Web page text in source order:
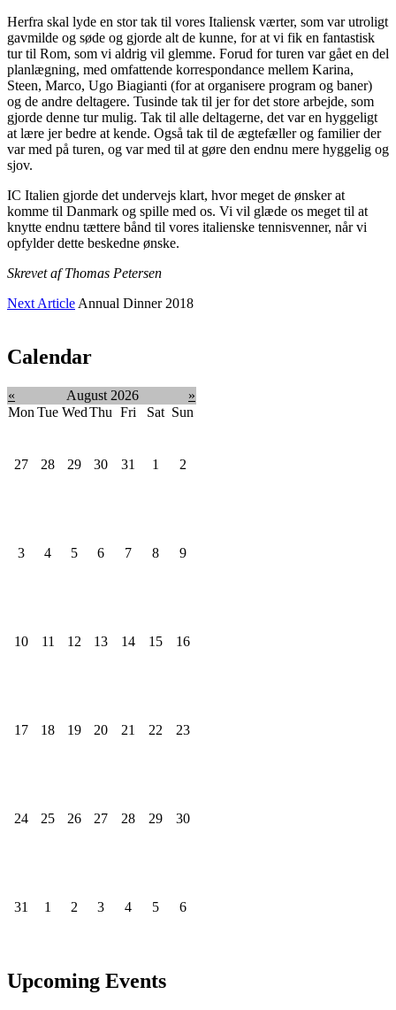
Herfra skal lyde en stor tak til vores Italiensk værter, som var utroligt
gavmilde og søde og gjorde alt de kunne, for at vi fik en fantastisk
tur til Rom, som vi aldrig vil glemme. Forud for turen var gået en del
planlægning, med omfattende korrespondance mellem Karina,
Steen, Marco, Ugo Biagianti (for at organisere program og baner)
og de andre deltagere. Tusinde tak til jer for det store arbejde, som
gjorde denne tur mulig. Tak til alle deltagerne, det var en hyggeligt
at lære jer bedre at kende. Også tak til de ægtefæller og familier der
var med på turen, og var med til at gøre den endnu mere hyggelig og
sjov.
IC Italien gjorde det undervejs klart, hvor meget de ønsker at
komme til Danmark og spille med os. Vi vil glæde os meget til at
knytte endnu tættere bånd til vores italienske tennisvenner, når vi
opfylder dette beskedne ønske.
Skrevet af Thomas Petersen
Next Article Annual Dinner 2018
Calendar
« August 2026
»
Mon Tue WedThu Fri Sat Sun
27 28 29 30 31 1 2
3 4 5 6 7 8 9
10 11 12 13 14 15 16
17 18 19 20 21 22 23
24 25 26 27 28 29 30
31 1 2 3 4 5 6
Upcoming Events